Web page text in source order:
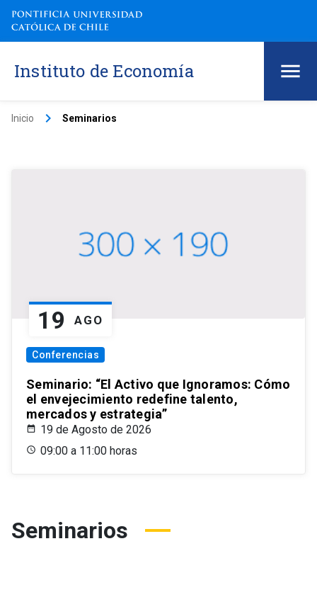
Instituto de Economía
Inicio keyboard_arrow_right Seminarios
19 AGO
Conferencias
Seminario: “El Activo que Ignoramos: Cómo
el envejecimiento redefine talento,
mercados y estrategia”
19 de Agosto de 2026
09:00 a 11:00 horas
Seminarios